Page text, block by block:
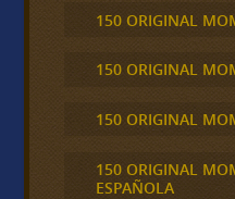
150 ORIGINAL
150 ORIGINAL
150 ORIGINAL
150 ORIGINAL
ESPAÑOLA